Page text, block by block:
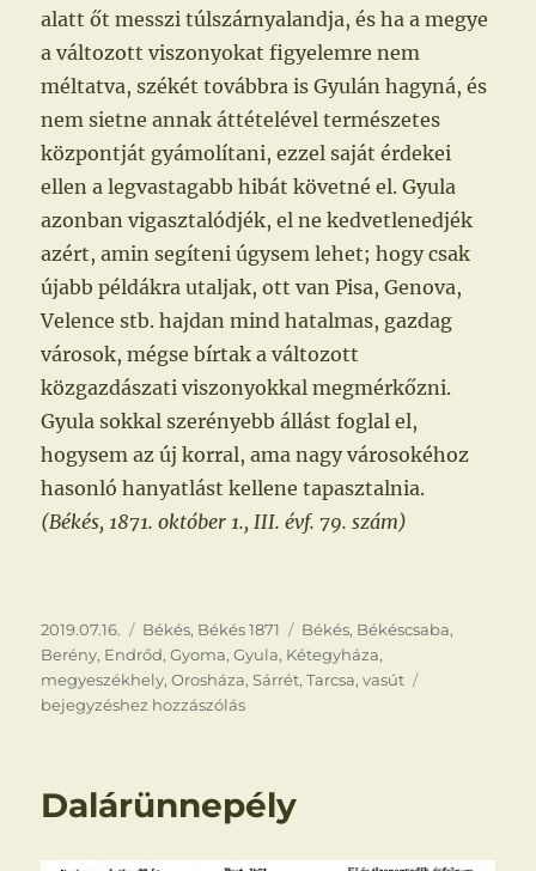
alatt őt messzi túlszárnyalandja, és ha a megye
a változott viszonyokat figyelemre nem
méltatva, székét továbbra is Gyulán hagyná, és
nem sietne annak áttételével természetes
központját gyámolítani, ezzel saját érdekei
ellen a legvastagabb hibát követné el. Gyula
azonban vigasztalódjék, el ne kedvetlenedjék
azért, amin segíteni úgysem lehet; hogy csak
újabb példákra utaljak, ott van Pisa, Genova,
Velence stb. hajdan mind hatalmas, gazdag
városok, mégse bírtak a változott
közgazdászati viszonyokkal megmérkőzni.
Gyula sokkal szerényebb állást foglal el,
hogysem az új korral, ama nagy városokéhoz
hasonló hanyatlást kellene tapasztalnia.
(Békés, 1871. október 1., III. évf. 79. szám)
Közzétéve
2019.07.16. Kategória
Békés, Békés 1871 Címke
Békés, Békéscsaba,
Berény, Endrőd,Gyoma,Gyula, Kétegyháza,
megyeszékhely,Orosháza,Sárrét,Tarcsa,vasút
bejegyzéshez hozzászólás
Dalárünnepély